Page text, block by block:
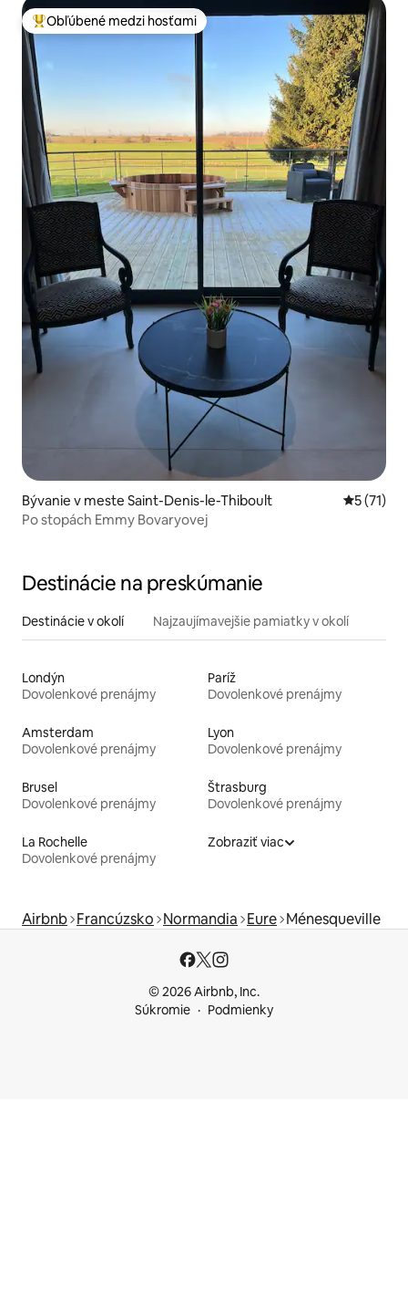
Najobľúbenejšie medzi hosťami
Obľúbené medzi hosťami
Bývanie v meste Saint-Denis-le-Thiboult
5 (71)
Po stopách Emmy Bovaryovej
Destinácie na preskúmanie
Destinácie v okolí Najzaujímavejšie pamiatky v okolí
Londýn
Dovolenkové prenájmy
Paríž
Dovolenkové prenájmy
Amsterdam
Dovolenkové prenájmy
Lyon
Dovolenkové prenájmy
Brusel
Dovolenkové prenájmy
Štrasburg
Dovolenkové prenájmy
La Rochelle
Dovolenkové prenájmy
Zobraziť viac
Airbnb Francúzsko Normandia Eure Ménesqueville
© 2026 Airbnb, Inc.
Súkromie
Podmienky